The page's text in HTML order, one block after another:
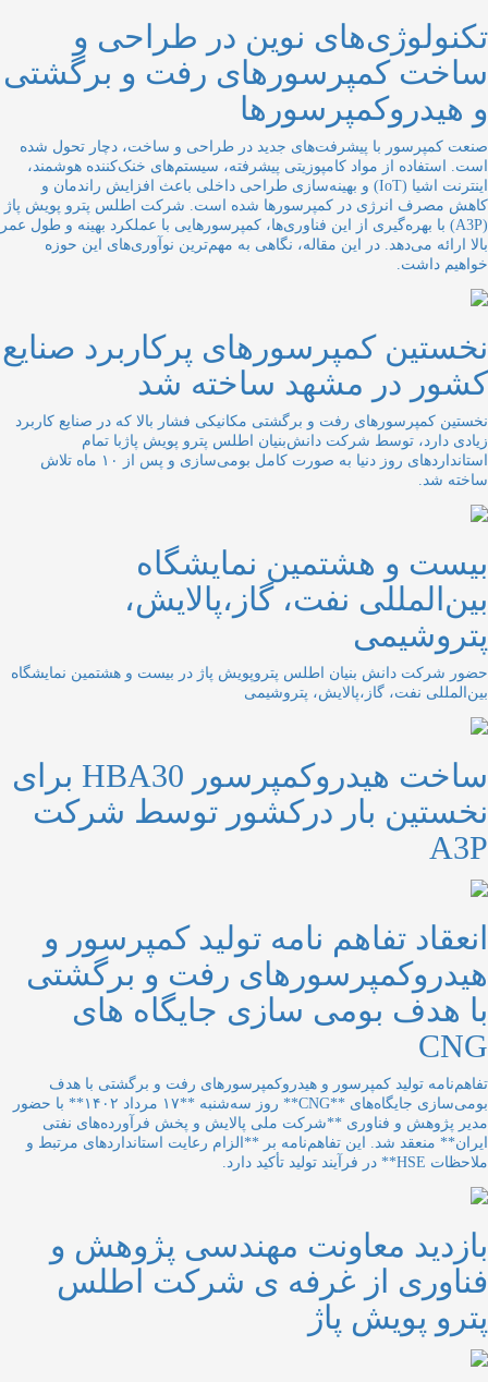
تکنولوژی‌های نوین در طراحی و
ساخت کمپرسورهای رفت و برگشتی
و هیدروکمپرسورها
صنعت کمپرسور با پیشرفت‌های جدید در طراحی و ساخت، دچار تحول شده
است. استفاده از مواد کامپوزیتی پیشرفته، سیستم‌های خنک‌کننده هوشمند،
اینترنت اشیا (IoT) و بهینه‌سازی طراحی داخلی باعث افزایش راندمان و
کاهش مصرف انرژی در کمپرسورها شده است. شرکت اطلس پترو پویش پاژ
(A3P) با بهره‌گیری از این فناوری‌ها، کمپرسورهایی با عملکرد بهینه و طول عمر
بالا ارائه می‌دهد. در این مقاله، نگاهی به مهم‌ترین نوآوری‌های این حوزه
خواهیم داشت.
نخستین کمپرسورهای پرکاربرد صنایع
کشور در مشهد ساخته شد
نخستین کمپرسورهای رفت و برگشتی مکانیکی فشار بالا که در صنایع کاربرد
زیادی دارد، توسط شرکت دانش‌بنیان اطلس پترو پویش پاژبا تمام
استانداردهای روز دنیا به صورت کامل بومی‌سازی و پس از ۱۰ ماه تلاش
ساخته شد.
بیست و هشتمین نمایشگاه
بین‌المللی نفت، گاز،پالایش،
پتروشیمی
حضور شرکت دانش بنیان اطلس پتروپویش پاژ در بیست و هشتمین نمایشگاه
بین‌المللی نفت، گاز،پالایش، پتروشیمی
ساخت هیدروکمپرسور HBA30 برای
نخستین بار درکشور توسط شرکت
A3P
انعقاد تفاهم نامه تولید کمپرسور و
هیدروکمپرسورهای رفت و برگشتی
با هدف بومی سازی جایگاه های
CNG
تفاهم‌نامه تولید کمپرسور و هیدروکمپرسورهای رفت و برگشتی با هدف
بومی‌سازی جایگاه‌های **CNG** روز سه‌شنبه **۱۷ مرداد ۱۴۰۲** با حضور
مدیر پژوهش و فناوری **شرکت ملی پالایش و پخش فرآورده‌های نفتی
ایران** منعقد شد. این تفاهم‌نامه بر **الزام رعایت استانداردهای مرتبط و
ملاحظات HSE** در فرآیند تولید تأکید دارد.
بازدید معاونت مهندسی پژوهش و
فناوری از غرفه ی شرکت اطلس
پترو پویش پاژ